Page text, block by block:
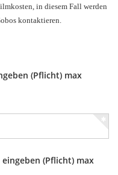
in diesem Fall werden
kontaktieren.
(Pflicht) max
(Pflicht) max